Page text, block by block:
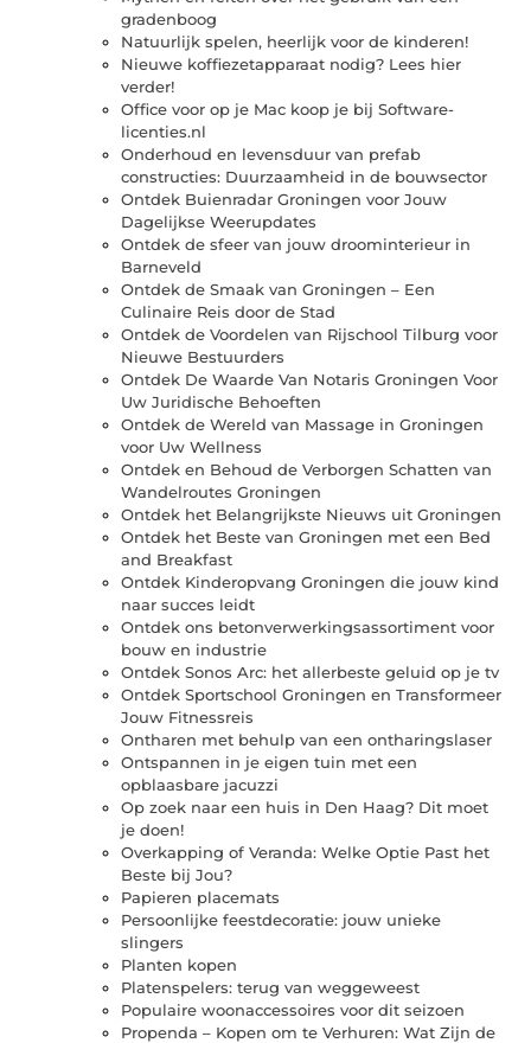
gradenboog
Natuurlijk spelen, heerlijk voor de kinderen!
Nieuwe koffiezetapparaat nodig? Lees hier
verder!
Office voor op je Mac koop je bij Software-
licenties.nl
Onderhoud en levensduur van prefab
constructies: Duurzaamheid in de bouwsector
Ontdek Buienradar Groningen voor Jouw
Dagelijkse Weerupdates
Ontdek de sfeer van jouw droominterieur in
Barneveld
Ontdek de Smaak van Groningen – Een
Culinaire Reis door de Stad
Ontdek de Voordelen van Rijschool Tilburg voor
Nieuwe Bestuurders
Ontdek De Waarde Van Notaris Groningen Voor
Uw Juridische Behoeften
Ontdek de Wereld van Massage in Groningen
voor Uw Wellness
Ontdek en Behoud de Verborgen Schatten van
Wandelroutes Groningen
Ontdek het Belangrijkste Nieuws uit Groningen
Ontdek het Beste van Groningen met een Bed
and Breakfast
Ontdek Kinderopvang Groningen die jouw kind
naar succes leidt
Ontdek ons betonverwerkingsassortiment voor
bouw en industrie
Ontdek Sonos Arc: het allerbeste geluid op je tv
Ontdek Sportschool Groningen en Transformeer
Jouw Fitnessreis
Ontharen met behulp van een ontharingslaser
Ontspannen in je eigen tuin met een
opblaasbare jacuzzi
Op zoek naar een huis in Den Haag? Dit moet
je doen!
Overkapping of Veranda: Welke Optie Past het
Beste bij Jou?
Papieren placemats
Persoonlijke feestdecoratie: jouw unieke
slingers
Planten kopen
Platenspelers: terug van weggeweest
Populaire woonaccessoires voor dit seizoen
Propenda – Kopen om te Verhuren: Wat Zijn de